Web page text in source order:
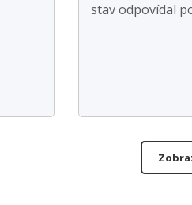
stav odpovídal